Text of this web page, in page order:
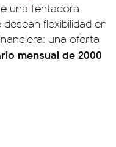
una tentadora
flexibilidad en
una oferta
mensual de 2000